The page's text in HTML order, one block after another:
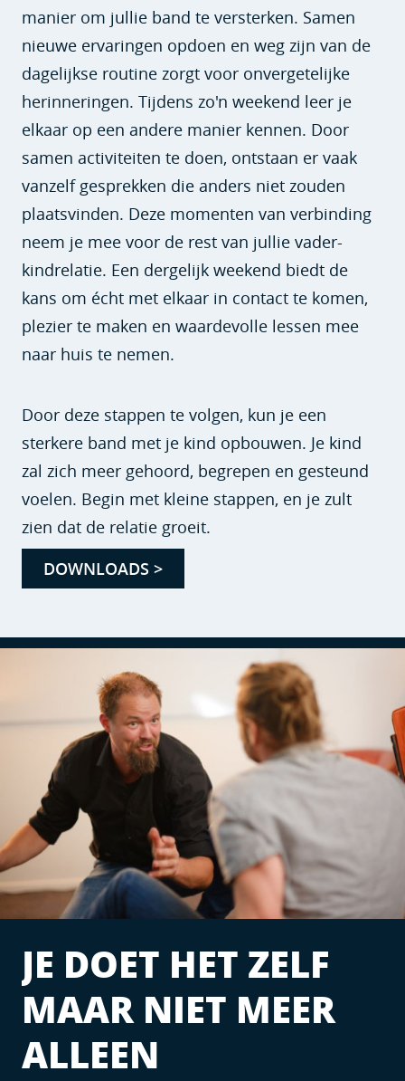
manier om jullie band te versterken. Samen
nieuwe ervaringen opdoen en weg zijn van de
dagelijkse routine zorgt voor onvergetelijke
herinneringen. Tijdens zo'n weekend leer je
elkaar op een andere manier kennen. Door
samen activiteiten te doen, ontstaan er vaak
vanzelf gesprekken die anders niet zouden
plaatsvinden. Deze momenten van verbinding
neem je mee voor de rest van jullie vader-
kindrelatie. Een dergelijk weekend biedt de
kans om écht met elkaar in contact te komen,
plezier te maken en waardevolle lessen mee
naar huis te nemen.
Door deze stappen te volgen, kun je een
sterkere band met je kind opbouwen. Je kind
zal zich meer gehoord, begrepen en gesteund
voelen. Begin met kleine stappen, en je zult
zien dat de relatie groeit.
DOWNLOADS >
JE DOET HET ZELF
MAAR NIET MEER
ALLEEN